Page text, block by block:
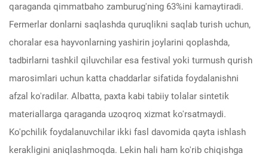
qaraganda qimmatbaho zamburug'ning 63%ini kamaytiradi.
Fermerlar donlarni saqlashda quruqlikni saqlab turish uchun,
choralar esa hayvonlarning yashirin joylarini qoplashda,
tadbirlarni tashkil qiluvchilar esa festival yoki turmush qurish
marosimlari uchun katta chaddarlar sifatida foydalanishni
afzal ko'radilar. Albatta, paxta kabi tabiiy tolalar sintetik
materiallarga qaraganda uzoqroq xizmat ko'rsatmaydi.
Ko'pchilik foydalanuvchilar ikki fasl davomida qayta ishlash
kerakligini aniqlashmoqda. Lekin hali ham ko'rib chiqishga